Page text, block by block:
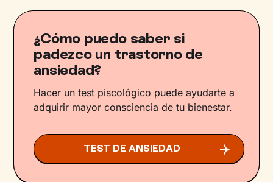
¿Cómo puedo saber si
padezco un trastorno de
ansiedad?
Hacer un test piscológico puede ayudarte a
adquirir mayor consciencia de tu bienestar.
TEST DE ANSIEDAD